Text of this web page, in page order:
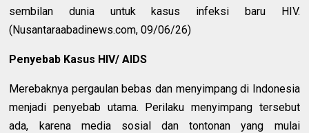
sembilan dunia untuk kasus infeksi baru HIV.
(Nusantaraabadinews.com, 09/06/26)
Penyebab Kasus HIV/ AIDS
Merebaknya pergaulan bebas dan menyimpang di Indonesia
menjadi penyebab utama. Perilaku menyimpang tersebut
ada, karena media sosial dan tontonan yang mulai